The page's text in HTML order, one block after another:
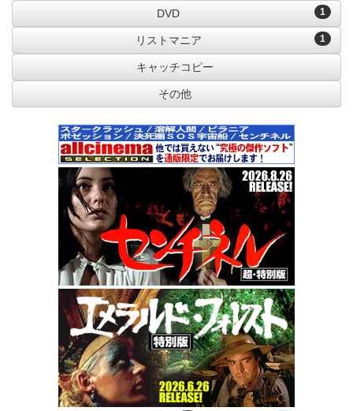
1
DVD
1
リストマニア
キャッチコピー
その他